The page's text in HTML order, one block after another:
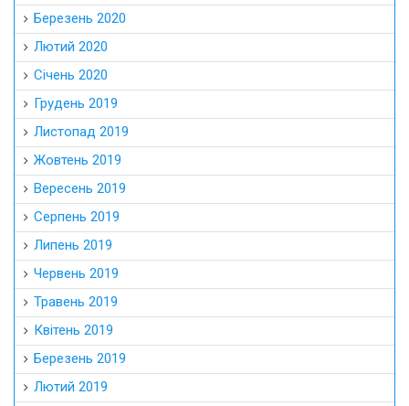
Березень 2020
Лютий 2020
Січень 2020
Грудень 2019
Листопад 2019
Жовтень 2019
Вересень 2019
Серпень 2019
Липень 2019
Червень 2019
Травень 2019
Квітень 2019
Березень 2019
Лютий 2019